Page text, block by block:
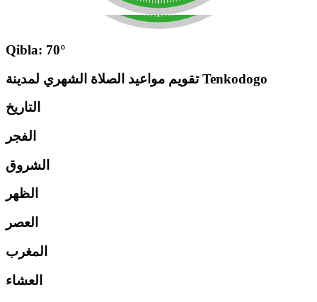
Qibla: 70°
تقويم مواعيد الصلاة الشهري لمدينة Tenkodogo
التاريخ
الفجر
الشروق
الظهر
العصر
المغرب
العشاء